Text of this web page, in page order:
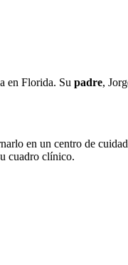
en Florida. Su padre,
en un centro de
cuadro clínico.